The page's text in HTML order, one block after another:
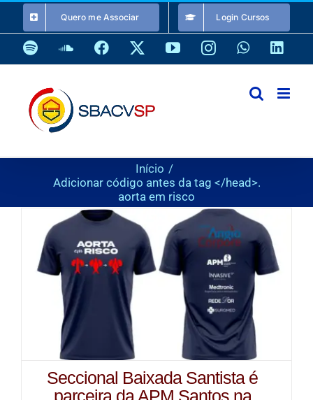
o
conteúdo
Quero me Associar Login Cursos
SpotifySoundCloud
Facebook YouTubeInstagramWhatsApp
Início
Adicionar código antes da tag </head>.
aorta em risco
Seccional Baixada Santista é
parceira da APM Santos na